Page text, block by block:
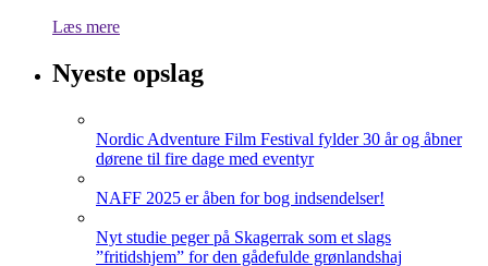
Læs mere
Nyeste opslag
Nordic Adventure Film Festival fylder 30 år og åbner
dørene til fire dage med eventyr
NAFF 2025 er åben for bog indsendelser!
Nyt studie peger på Skagerrak som et slags
”fritidshjem” for den gådefulde grønlandshaj